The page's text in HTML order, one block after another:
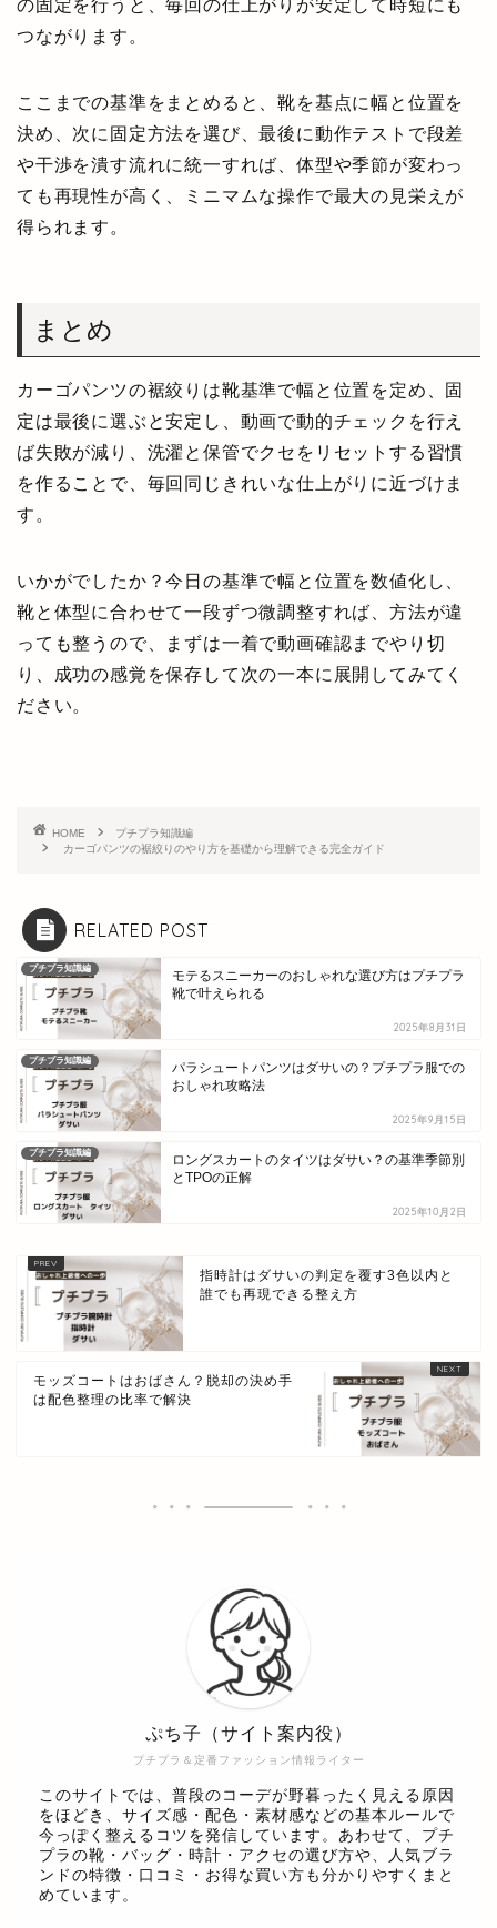
の固定を行うと、毎回の仕上がりが安定して時短にも
つながります。
ここまでの基準をまとめると、靴を基点に幅と位置を
決め、次に固定方法を選び、最後に動作テストで段差
や干渉を潰す流れに統一すれば、体型や季節が変わっ
ても再現性が高く、ミニマムな操作で最大の見栄えが
得られます。
まとめ
カーゴパンツの裾絞りは靴基準で幅と位置を定め、固
定は最後に選ぶと安定し、動画で動的チェックを行え
ば失敗が減り、洗濯と保管でクセをリセットする習慣
を作ることで、毎回同じきれいな仕上がりに近づけま
す。
いかがでしたか？今日の基準で幅と位置を数値化し、
靴と体型に合わせて一段ずつ微調整すれば、方法が違
っても整うので、まずは一着で動画確認までやり切
り、成功の感覚を保存して次の一本に展開してみてく
ださい。
HOME
プチプラ知識編
カーゴパンツの裾絞りのやり方を基礎から理解できる完全ガイド
RELATED POST
プチプラ知識編
モテるスニーカーのおしゃれな選び方はプチプラ
靴で叶えられる
2025年8月31日
プチプラ知識編
パラシュートパンツはダサいの？プチプラ服での
おしゃれ攻略法
2025年9月15日
プチプラ知識編
ロングスカートのタイツはダサい？の基準季節別
とTPOの正解
2025年10月2日
指時計はダサいの判定を覆す3色以内と
誰でも再現できる整え方
モッズコートはおばさん？脱却の決め手
は配色整理の比率で解決
プチプラ＆定番ファッション情報ライター
ぷち子（サイト案内役）
このサイトでは、普段のコーデが野暮ったく見える原因
をほどき、サイズ感・配色・素材感などの基本ルールで
今っぽく整えるコツを発信しています。あわせて、プチ
プラの靴・バッグ・時計・アクセの選び方や、人気ブラ
ンドの特徴・口コミ・お得な買い方も分かりやすくまと
めています。